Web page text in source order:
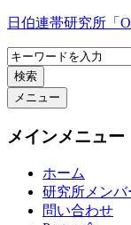
コ
テ
ン
ツ
ス
日伯連帯研究所「
検索
メニュー
メインメニュー
ホーム
研究所メンバ
問い合わせ